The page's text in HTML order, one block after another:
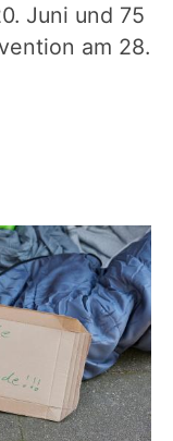
Juni und 75
am 28.